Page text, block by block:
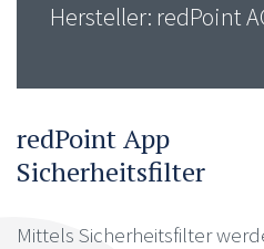
Hersteller: redPoint
redPoint App
Sicherheitsfilter
Mittels Sicherheitsfilter